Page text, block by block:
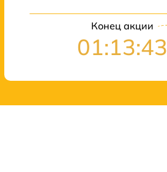
Конец акции
01:13:42